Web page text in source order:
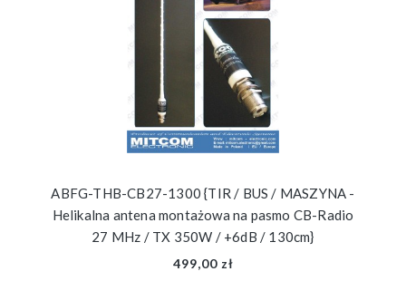
ABFG-THB-CB27-1300 {TIR / BUS / MASZYNA -
Helikalna antena montażowa na pasmo CB-Radio
27 MHz / TX 350W / +6dB / 130cm}
499,00 zł